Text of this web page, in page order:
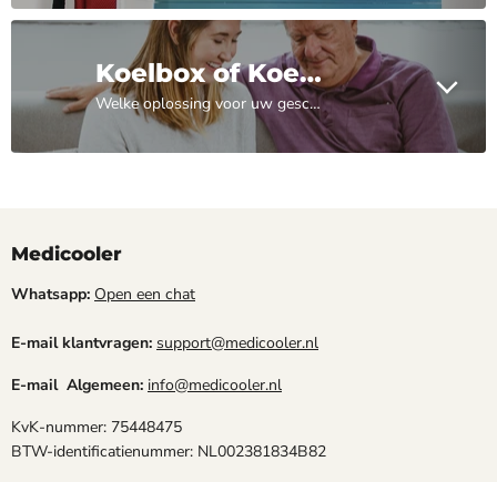
Koelbox of Koeltas
Welke oplossing voor uw geschikt is leest u hier verder!
Medicooler
Whatsapp: Open een chat
E-mail klantvragen: support@medicooler.nl
E-mail Algemeen: info@medicooler.nl
KvK-nummer: 75448475
BTW-identificatienummer: NL002381834B82